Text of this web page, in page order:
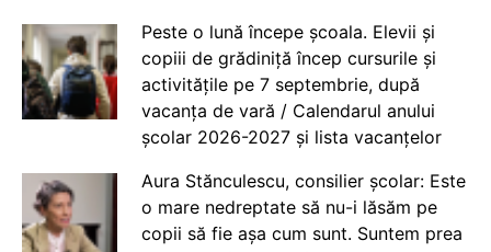
Peste o lună începe școala. Elevii și
copiii de grădiniță încep cursurile și
activitățile pe 7 septembrie, după
vacanța de vară / Calendarul anului
școlar 2026-2027 și lista vacanțelor
Aura Stănculescu, consilier școlar: Este
o mare nedreptate să nu-i lăsăm pe
copii să fie așa cum sunt. Suntem prea